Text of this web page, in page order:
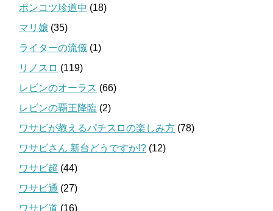
ポンコツ珍道中 (18)
マリ嬢 (35)
ライターの流儀 (1)
リノスロ (119)
レビンのオーラス (66)
レビンの覇王降臨 (2)
ワサビが教えるパチスロの楽しみ方 (78)
ワサビさん 新台どうですか!? (12)
ワサビ超 (44)
ワサビ通 (27)
ワサビ道 (16)